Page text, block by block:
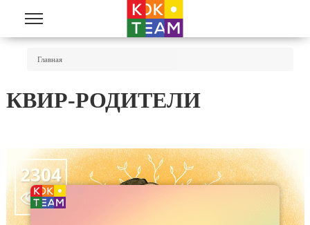
Перейти к основному содержанию
Главная
КВИР-РОДИТЕЛИ
2304
